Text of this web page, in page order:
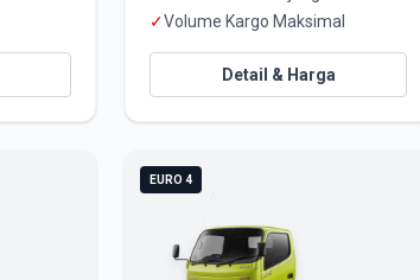
✓Volume Kargo Maksimal
Detail & Harga
EURO 4